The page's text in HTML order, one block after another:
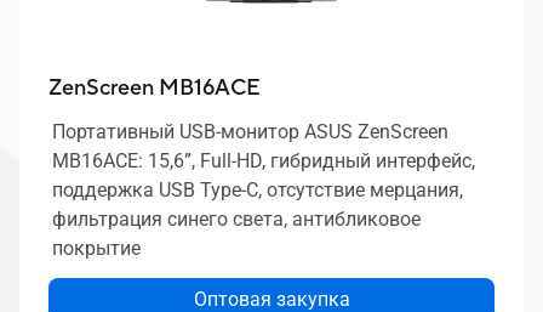
ZenScreen MB16ACE
Портативный USB-монитор ASUS ZenScreen
MB16ACE: 15,6”, Full-HD, гибридный интерфейс,
поддержка USB Type-C, отсутствие мерцания,
фильтрация синего света, антибликовое
покрытие
Оптовая закупка